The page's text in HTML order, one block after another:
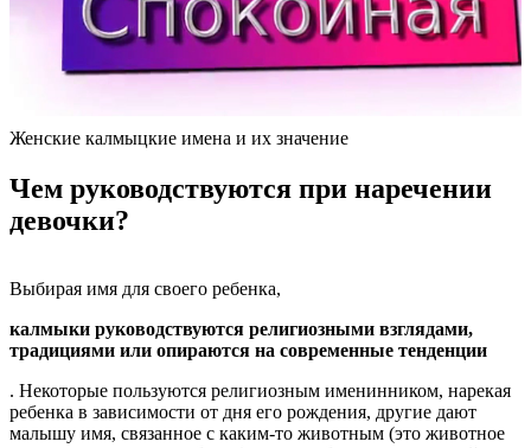
Женские калмыцкие имена и их значение
Чем руководствуются при наречении
девочки?
Выбирая имя для своего ребенка,
калмыки руководствуются религиозными взглядами,
традициями или опираются на современные тенденции
. Некоторые пользуются религиозным именинником, нарекая
ребенка в зависимости от дня его рождения, другие дают
малышу имя, связанное с каким-то животным (это животное